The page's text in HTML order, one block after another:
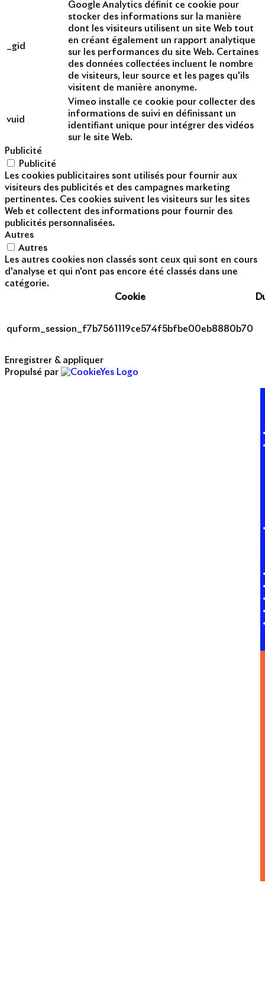
_gid
Google Analytics définit ce cookie pour
stocker des informations sur la manière
dont les visiteurs utilisent un site Web tout
en créant également un rapport analytique
sur les performances du site Web. Certaines
des données collectées incluent le nombre
de visiteurs, leur source et les pages qu'ils
visitent de manière anonyme.
vuid
Vimeo installe ce cookie pour collecter des
informations de suivi en définissant un
identifiant unique pour intégrer des vidéos
sur le site Web.
Publicité
Publicité
Les cookies publicitaires sont utilisés pour fournir aux
visiteurs des publicités et des campagnes marketing
pertinentes. Ces cookies suivent les visiteurs sur les sites
Web et collectent des informations pour fournir des
publicités personnalisées.
Autres
Autres
Les autres cookies non classés sont ceux qui sont en cours
d'analyse et qui n'ont pas encore été classés dans une
catégorie.
Cookie
quform_session_f7b7561119ce574f5bfbe00eb8880b70
Enregistrer & appliquer
Propulsé par